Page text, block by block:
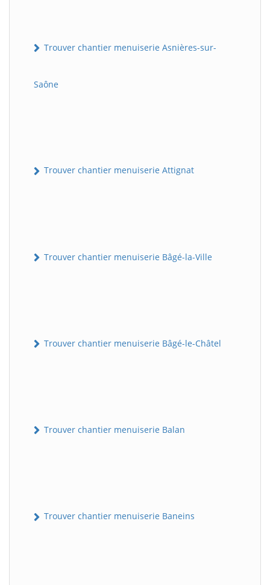
Trouver chantier menuiserie Asnières-sur-
Saône
Trouver chantier menuiserie Attignat
Trouver chantier menuiserie Bâgé-la-Ville
Trouver chantier menuiserie Bâgé-le-Châtel
Trouver chantier menuiserie Balan
Trouver chantier menuiserie Baneins